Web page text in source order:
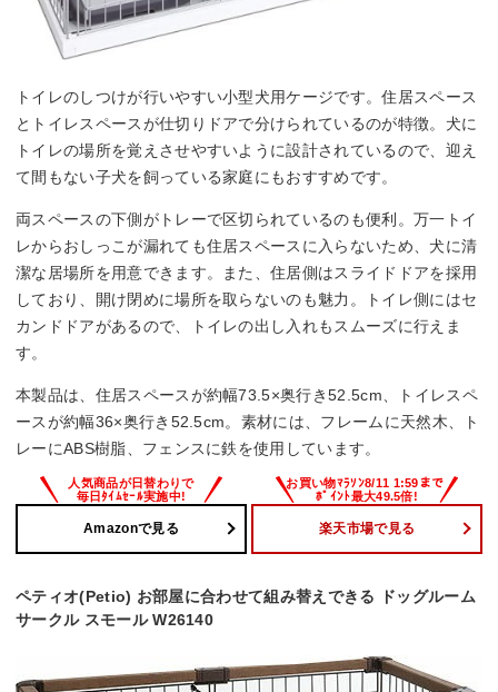
トイレのしつけが行いやすい小型犬用ケージです。住居スペース
とトイレスペースが仕切りドアで分けられているのが特徴。犬に
トイレの場所を覚えさせやすいように設計されているので、迎え
て間もない子犬を飼っている家庭にもおすすめです。
両スペースの下側がトレーで区切られているのも便利。万一トイ
レからおしっこが漏れても住居スペースに入らないため、犬に清
潔な居場所を用意できます。また、住居側はスライドドアを採用
しており、開け閉めに場所を取らないのも魅力。トイレ側にはセ
カンドドアがあるので、トイレの出し入れもスムーズに行えま
す。
本製品は、住居スペースが約幅73.5×奥行き52.5cm、トイレスペ
ースが約幅36×奥行き52.5cm。素材には、フレームに天然木、ト
レーにABS樹脂、フェンスに鉄を使用しています。
Amazonで見る 楽天市場で見る
ペティオ(Petio) お部屋に合わせて組み替えできる ドッグルーム
サークル スモール W26140